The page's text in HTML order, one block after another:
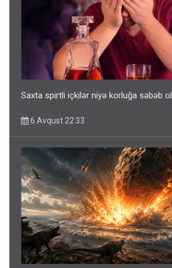
Saxta spirtli içkilər niyə korluğa səbəb
6 Avqust 22:33